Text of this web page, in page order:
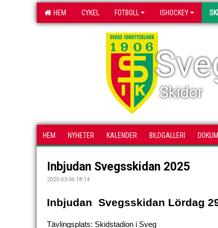
HEM CYKEL FOTBOLL ISHOCKEY
Skidor
HEM NYHETER KALENDER BILDGALLERI
Inbjudan Svegsskidan 2025
2025-03-06 18:14
Inbjudan  Svegsskidan Lördag
Tävlingsplats: Skidstadion i Sveg